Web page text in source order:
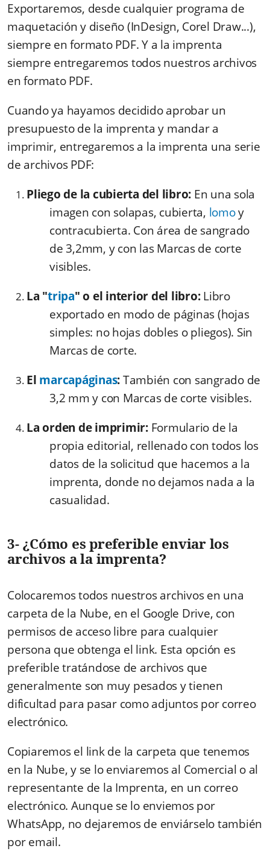
Exportaremos, desde cualquier programa de
maquetación y diseño (InDesign, Corel Draw...),
siempre en formato PDF. Y a la imprenta
siempre entregaremos todos nuestros archivos
en formato PDF.
Cuando ya hayamos decidido aprobar un
presupuesto de la imprenta y mandar a
imprimir, entregaremos a la imprenta una serie
de archivos PDF:
Pliego de la cubierta del libro: En una sola
imagen con solapas, cubierta, lomoy
contracubierta. Con área de sangrado
de 3,2mm, y con las Marcas de corte
visibles.
La "tripa" o el interior del libro:Libro
exportado en modo de páginas (hojas
simples: no hojas dobles o pliegos). Sin
Marcas de corte.
El marcapáginas:También con sangrado de
3,2 mm y con Marcas de corte visibles.
La orden de imprimir:Formulario de la
propia editorial, rellenado con todos los
datos de la solicitud que hacemos a la
imprenta, donde no dejamos nada a la
casualidad.
3- ¿Cómo es preferible enviar los
archivos a la imprenta?
Colocaremos todos nuestros archivos en una
carpeta de la Nube, en el Google Drive, con
permisos de acceso libre para cualquier
persona que obtenga el link. Esta opción es
preferible tratándose de archivos que
generalmente son muy pesados y tienen
dificultad para pasar como adjuntos por correo
electrónico.
Copiaremos el link de la carpeta que tenemos
en la Nube, y se lo enviaremos al Comercial o al
representante de la Imprenta, en un correo
electrónico. Aunque se lo enviemos por
WhatsApp, no dejaremos de enviárselo también
por email.